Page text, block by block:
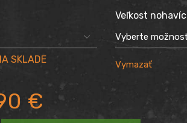
Veľkost nohavíc
Vymazať
€